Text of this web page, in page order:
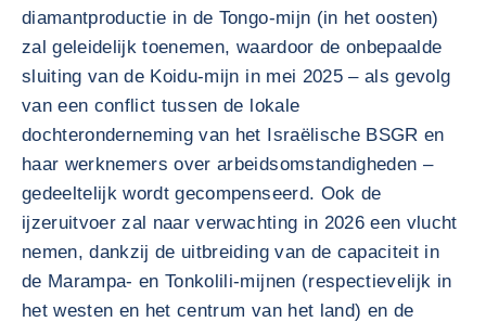
diamantproductie in de Tongo-mijn (in het oosten)
zal geleidelijk toenemen, waardoor de onbepaalde
sluiting van de Koidu-mijn in mei 2025 – als gevolg
van een conflict tussen de lokale
dochteronderneming van het Israëlische BSGR en
haar werknemers over arbeidsomstandigheden –
gedeeltelijk wordt gecompenseerd. Ook de
ijzeruitvoer zal naar verwachting in 2026 een vlucht
nemen, dankzij de uitbreiding van de capaciteit in
de Marampa- en Tonkolili-mijnen (respectievelijk in
het westen en het centrum van het land) en de